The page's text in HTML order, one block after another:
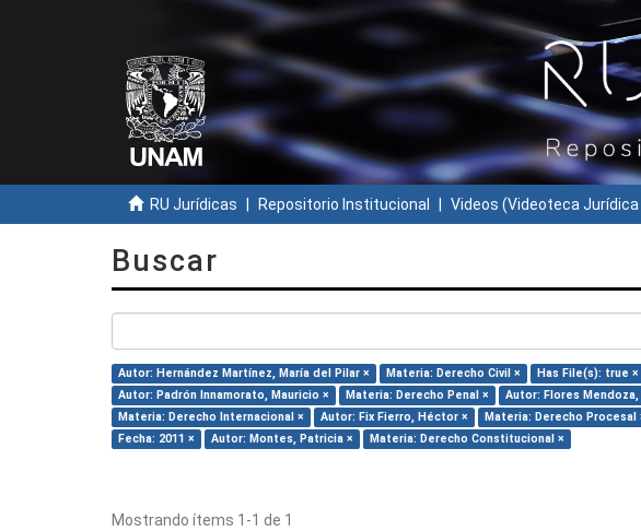
RU Jurídicas Repositorio Institucional Videos (Videoteca
Buscar
Autor: Hernández Martínez, María del Pilar × Materia: Derecho Civil × Has File(s): true ×
Autor: Padrón Innamorato, Mauricio ×
Materia: Derecho Penal × Autor: Flores Mendoza,
Materia: Derecho Internacional ×
Autor: Fix Fierro, Héctor × Materia: Derecho Procesal
Fecha: 2011 ×
Autor: Montes, Patricia × Materia: Derecho Constitucional ×
Mostrando ítems 1-1 de 1